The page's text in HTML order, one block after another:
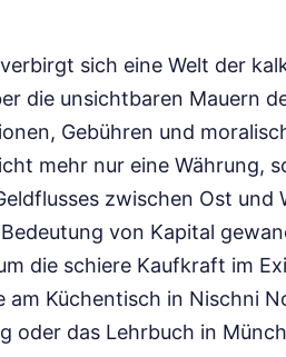
sich eine Welt der
die unsichtbaren Mauern
Gebühren und
mehr nur eine Währung,
zwischen Ost
von Kapital
die schiere Kaufkraft im
am Küchentisch in Nischni
oder das Lehrbuch in